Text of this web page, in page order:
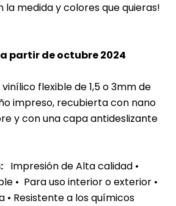
la medida y colores que quieras!
partir de octubre 2024
flexible de 1,5 o 3mm de
impreso, recubierta con nano
y con una capa antideslizante
Impresión de Alta calidad •
• Para uso interior o exterior •
• Resistente a los químicos